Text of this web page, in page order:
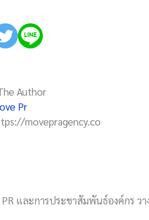
Author
Pr
movepragency.co
และการประชาสัมพันธ์องค์กร ว